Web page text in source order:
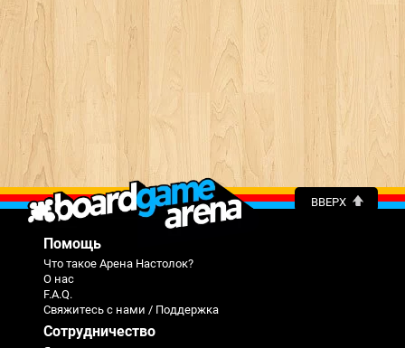
ВВЕРХ
Помощь
Что такое Арена Настолок?
О нас
F.A.Q.
Свяжитесь с нами / Поддержка
Сотрудничество